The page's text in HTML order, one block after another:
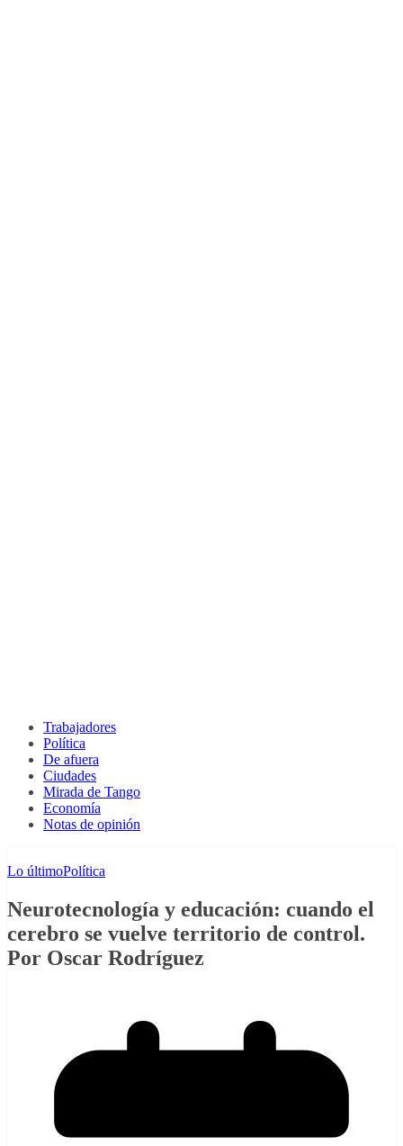
Trabajadores
Política
De afuera
Ciudades
Mirada de Tango
Economía
Notas de opinión
Lo últimoPolítica
Neurotecnología y educación: cuando el
cerebro se vuelve territorio de control.
Por Oscar Rodríguez